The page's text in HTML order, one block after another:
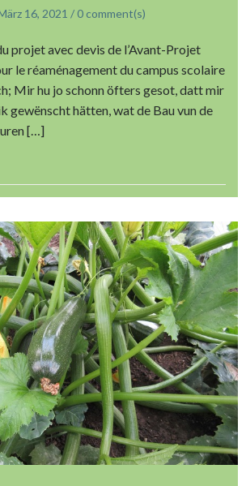
16, 2021 / 0 comment(s)
projet avec devis de l’Avant-Projet
le réaménagement du campus scolaire
Mir hu jo schonn öfters gesot, datt mir
gewënscht hätten, wat de Bau vun de
[…]